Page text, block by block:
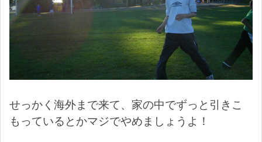
せっかく海外まで来て、家の中でずっと引きこ
もっているとかマジでやめましょうよ！